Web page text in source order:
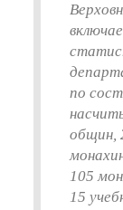
по
общин,
105
15